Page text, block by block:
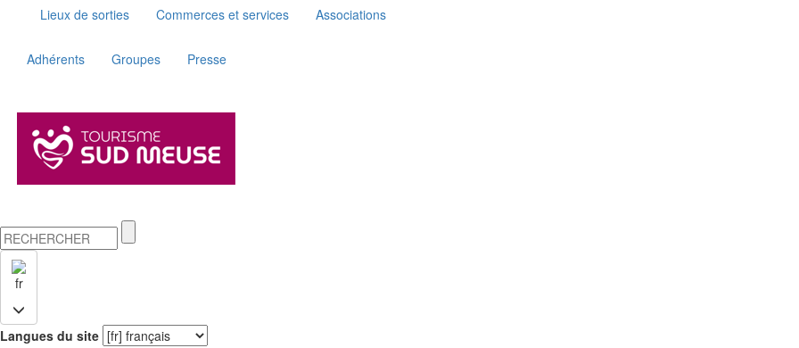
Lieux de sorties Commerces et services Associations
Adhérents Groupes Presse
fr
Langues du site